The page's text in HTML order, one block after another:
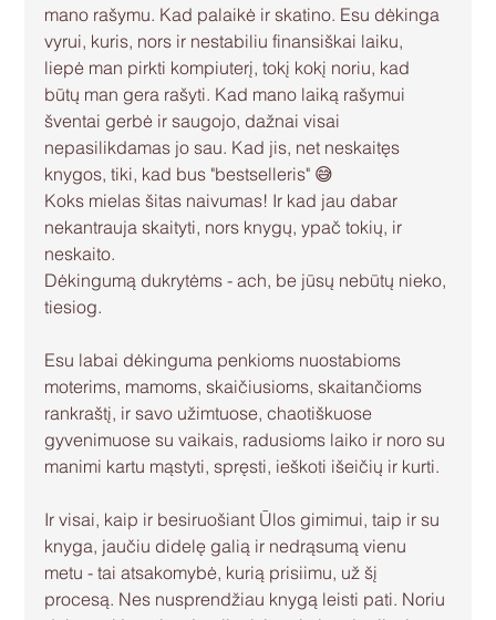
mano rašymu. Kad palaikė ir skatino. Esu dėkinga
vyrui, kuris, nors ir nestabiliu finansiškai laiku,
liepė man pirkti kompiuterį, tokį kokį noriu, kad
būtų man gera rašyti. Kad mano laiką rašymui
šventai gerbė ir saugojo, dažnai visai
nepasilikdamas jo sau. Kad jis, net neskaitęs
knygos, tiki, kad bus "bestselleris" 😅
Koks mielas šitas naivumas! Ir kad jau dabar
nekantrauja skaityti, nors knygų, ypač tokių, ir
neskaito.
Dėkingumą dukrytėms - ach, be jūsų nebūtų nieko,
tiesiog.
Esu labai dėkinguma penkioms nuostabioms
moterims, mamoms, skaičiusioms, skaitančioms
rankraštį, ir savo užimtuose, chaotiškuose
gyvenimuose su vaikais, radusioms laiko ir noro su
manimi kartu mąstyti, spręsti, ieškoti išeičių ir kurti.
Ir visai, kaip ir besiruošiant Ūlos gimimui, taip ir su
knyga, jaučiu didelę galią ir nedrąsumą vienu
metu - tai atsakomybė, kurią prisiimu, už šį
procesą. Nes nusprendžiau knygą leisti pati. Noriu